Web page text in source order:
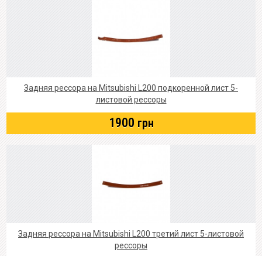
Задняя рессора на Mitsubishi L200 подкоренной лист 5-
листовой рессоры
1900 грн
Задняя рессора на Mitsubishi L200 третий лист 5-листовой
рессоры